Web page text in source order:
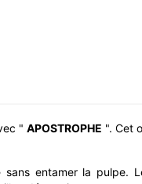
" APOSTROPHE ". Cet
entamer la pulpe.